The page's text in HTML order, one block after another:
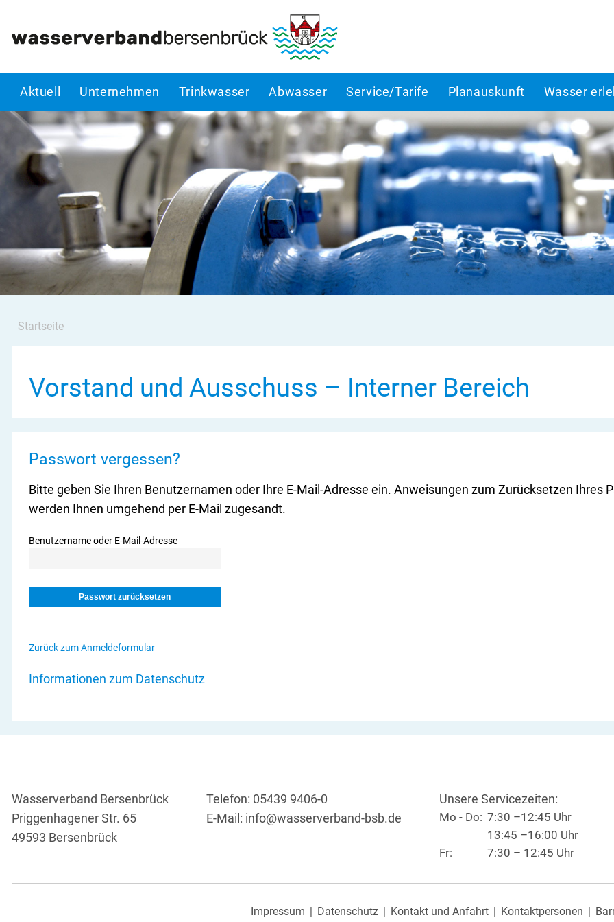
Aktuell Unternehmen Trinkwasser Abwasser Service/Tarife Planauskunft Wasser
Startseite
Vorstand und Ausschuss – Interner Bereich
Passwort vergessen?
Bitte geben Sie Ihren Benutzernamen oder Ihre E-Mail-Adresse ein. Anweisungen zum Zurücksetzen Ihres
werden Ihnen umgehend per E-Mail zugesandt.
Benutzername oder E-Mail-Adresse
Zurück zum Anmeldeformular
Informationen zum Datenschutz
Wasserverband Bersenbrück
Priggenhagener Str. 65
49593 Bersenbrück
Telefon: 05439 9406-0
E-Mail: info@wasserverband-bsb.de
Unsere Servicezeiten:
Mo - Do: 7:30 –12:45 Uhr
13:45 –16:00 Uhr
Fr:
7:30 – 12:45 Uhr
Impressum Datenschutz Kontakt und Anfahrt Kontaktpersonen